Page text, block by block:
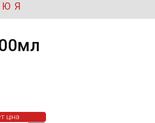
Ю Я
ціна